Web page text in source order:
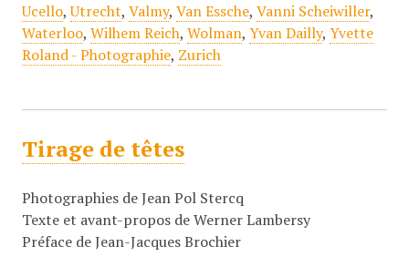
Ucello,Utrecht, Valmy, Van Essche, Vanni Scheiwiller,
Waterloo, Wilhem Reich, Wolman, Yvan Dailly, Yvette
Roland - Photographie, Zurich
Tirage de têtes
Photographies de Jean Pol Stercq
Texte et avant-propos de Werner Lambersy
Préface de Jean-Jacques Brochier